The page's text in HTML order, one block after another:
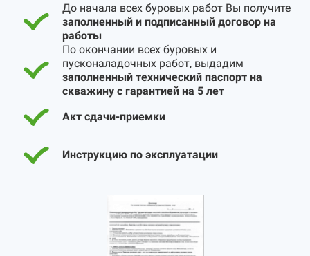
До начала всех буровых работ Вы получите
заполненный и подписанный договор на
работы
По окончании всех буровых и
пусконаладочных работ, выдадим
заполненный технический паспорт на
скважину с гарантией на 5 лет
Акт сдачи-приемки
Инструкцию по эксплуатации